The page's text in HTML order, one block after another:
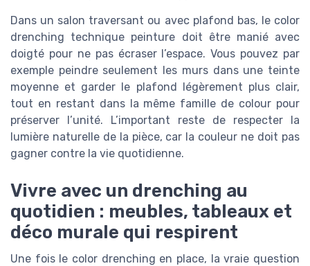
Dans un salon traversant ou avec plafond bas, le color
drenching technique peinture doit être manié avec
doigté pour ne pas écraser l’espace. Vous pouvez par
exemple peindre seulement les murs dans une teinte
moyenne et garder le plafond légèrement plus clair,
tout en restant dans la même famille de colour pour
préserver l’unité. L’important reste de respecter la
lumière naturelle de la pièce, car la couleur ne doit pas
gagner contre la vie quotidienne.
Vivre avec un drenching au
quotidien : meubles, tableaux et
déco murale qui respirent
Une fois le color drenching en place, la vraie question